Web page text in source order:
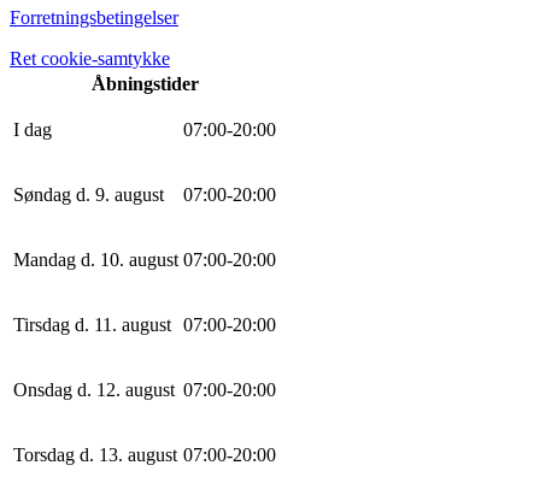
Forretningsbetingelser
Ret cookie-samtykke
Åbningstider
I dag 07:00-20:00
Søndag d. 9. august 07:00-20:00
Mandag d. 10. august 07:00-20:00
Tirsdag d. 11. august 07:00-20:00
Onsdag d. 12. august 07:00-20:00
Torsdag d. 13. august 07:00-20:00